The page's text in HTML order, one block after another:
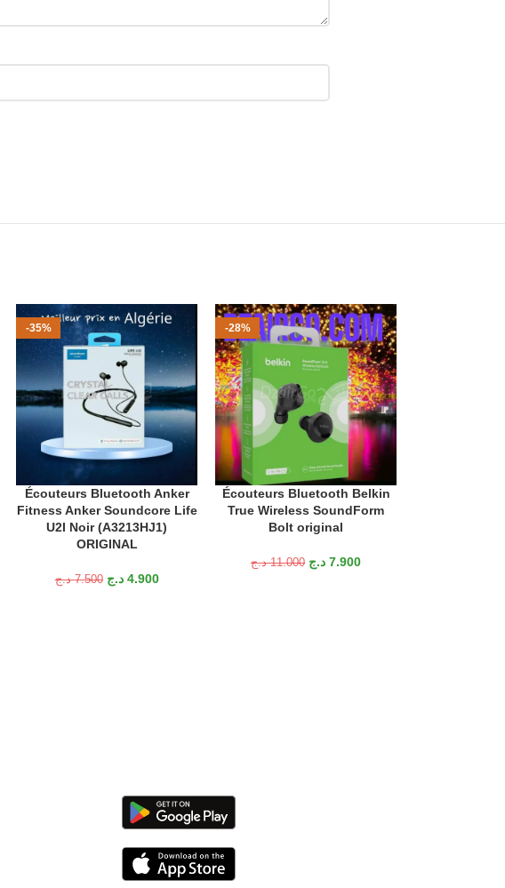
-35%
AJOUTER AU PANIER
Écouteurs Bluetooth Anker
Fitness Anker Soundcore Life
U2I Noir (A3213HJ1)
ORIGINAL
7.500 د.ج 4.900 د.ج
-28%
AJOUTER AU PANIER
Écouteurs Bluetooth Belkin
True Wireless SoundForm
Bolt original
11.000 د.ج 7.900 د.ج